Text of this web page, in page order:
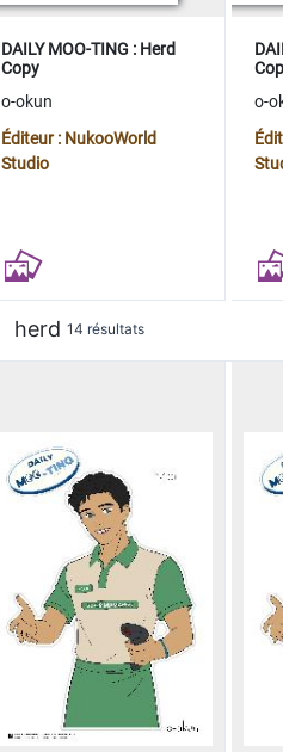
DAILY MOO-TING : Herd
Copy
o-okun
Éditeur : NukooWorld
Studio
o-
herd 14 résultats